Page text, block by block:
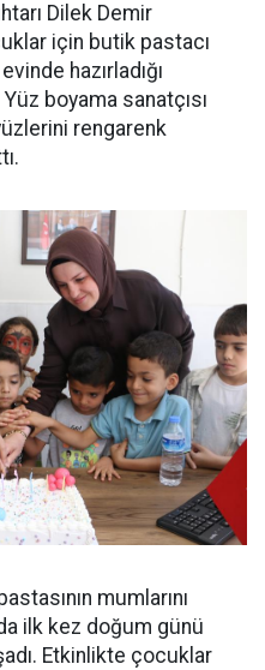
Dilek Demir
için butik pastacı
hazırladığı
boyama sanatçısı
rengarenk
mumlarını
ilk kez doğum günü
Etkinlikte çocuklar